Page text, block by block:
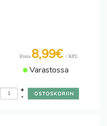
Hinta 8,99€ / KPL
Varastossa
-
+